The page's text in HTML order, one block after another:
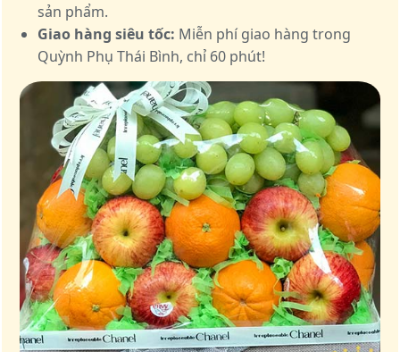
sản phẩm.
Giao hàng siêu tốc: Miễn phí giao hàng trong
Quỳnh Phụ Thái Bình, chỉ 60 phút!